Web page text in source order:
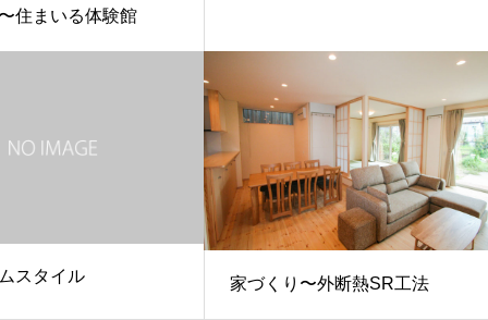
住まいる体験館
スタイル 家づくり〜外断熱SR工法